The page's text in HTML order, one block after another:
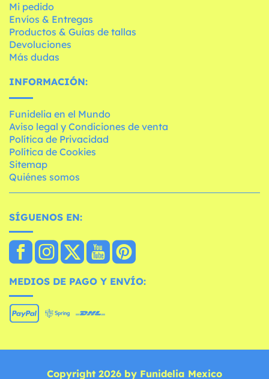
Mi pedido
Envíos & Entregas
Productos & Guías de tallas
Devoluciones
Más dudas
INFORMACIÓN:
Funidelia en el Mundo
Aviso legal y Condiciones de venta
Política de Privacidad
Política de Cookies
Sitemap
Quiénes somos
SÍGUENOS EN:
MEDIOS DE PAGO Y ENVÍO:
Copyright 2026 by Funidelia Mexico